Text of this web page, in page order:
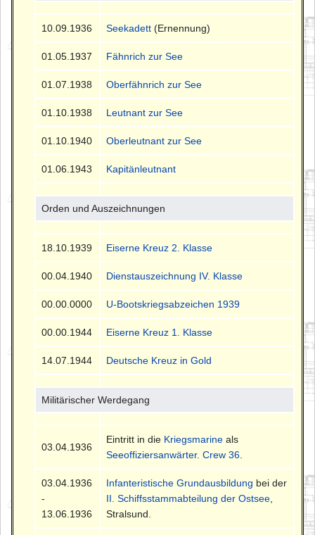
10.09.1936 Seekadett (Ernennung)
01.05.1937 Fähnrich zur See
01.07.1938 Oberfähnrich zur See
01.10.1938 Leutnant zur See
01.10.1940 Oberleutnant zur See
01.06.1943 Kapitänleutnant
Orden und Auszeichnungen
18.10.1939 Eiserne Kreuz 2. Klasse
00.04.1940 Dienstauszeichnung IV. Klasse
00.00.0000 U-Bootskriegsabzeichen 1939
00.00.1944 Eiserne Kreuz 1. Klasse
14.07.1944 Deutsche Kreuz in Gold
Militärischer Werdegang
03.04.1936
Eintritt in die Kriegsmarine als
Seeoffiziersanwärter.Crew 36
03.04.1936
-
13.06.1936
Infanteristische Grundausbildung bei der
II. Schiffsstammabteilung der Ostsee
Stralsund.